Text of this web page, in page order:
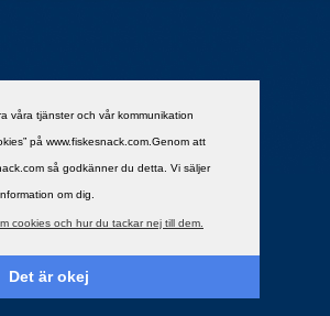
våra tjänster och vår kommunikation
på www.fiskesnack.com.Genom att
så godkänner du detta. Vi säljer
om dig.
cookies och hur du tackar nej till dem.
Det är okej